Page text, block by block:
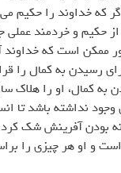
خداوند را حکیم می
حکیم و خردمند عملی
ممکن است که خداوند
رسیدن به کمال را
به کمال، او را هلاک
نداشته باشد تا
بودن آفرینش شک
و او هر چیزی را